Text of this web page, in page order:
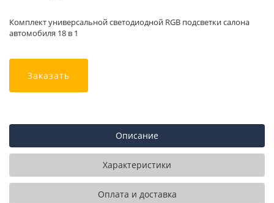
Комплект универсальной светодиодной RGB подсветки салона
автомобиля 18 в 1
Заказать
Описание
Характеристики
Оплата и доставка